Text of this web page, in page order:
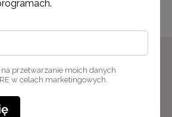
ORE
na bieżąco z najnowszymi
przetwarzanie moich danych
w celach marketingowych.